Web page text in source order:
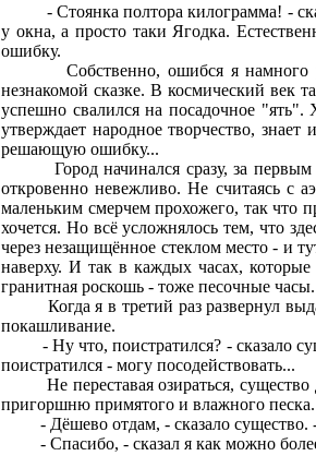
- Стоянка полтора килограмма! -
у окна, а просто таки Ягодка.
ошибку.
Собственно, ошибся я намного
незнакомой сказке. В космический век
успешно свалился на посадочное
утверждает народное творчество,
решающую ошибку...
Город начинался сразу, за первым
откровенно невежливо. Не считаясь с
маленьким смерчем прохожего, так что
хочется. Но всё усложнялось тем, что
через незащищённое стеклом место - и
наверху. И так в каждых часах,
гранитная роскошь - тоже песочные
Когда я в третий раз развернул
покашливание.
- Ну что, поистратился? - сказало
поистратился - могу посодействовать...
Не переставая озираться, существо
пригоршню примятого и влажного песка.
- Дёшево отдам, - сказало существо. -
- Спасибо, - сказал я как можно более